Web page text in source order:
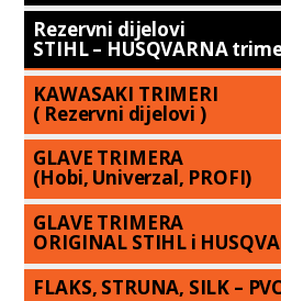
Rezervni dijelovi
STIHL – HUSQVARNA
KAWASAKI TRIMERI
( Rezervni dijelovi )
GLAVE TRIMERA
(Hobi, Univerzal, PROFI)
GLAVE TRIMERA
ORIGINAL STIHL i
FLAKS, STRUNA, SILK –